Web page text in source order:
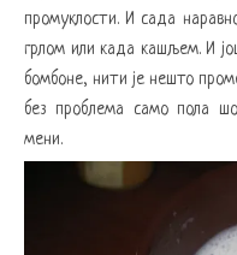
промуклости. И сада
грлом или када кашљем. И
бомбоне, нити је нешто
без проблема само пола
мени.